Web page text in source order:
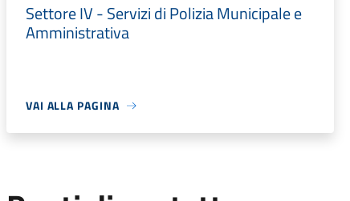
Settore IV - Servizi di Polizia Municipale e
Amministrativa
VAI ALLA PAGINA